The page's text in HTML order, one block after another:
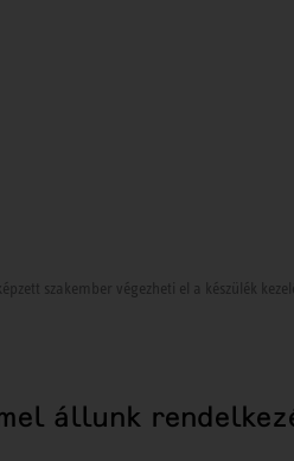
szakember végezheti el a készülék
állunk